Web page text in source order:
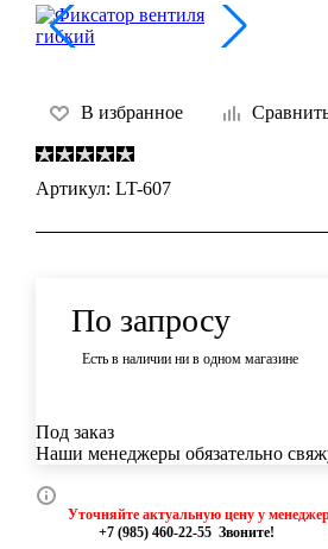
В избранное
Артикул: LT-607
По запросу
Есть в наличии ни в одном магазине
Под заказ
Наши менеджеры обязательно
Уточняйте актуальную цену у
+7 (985) 460-22-55 Звоните!